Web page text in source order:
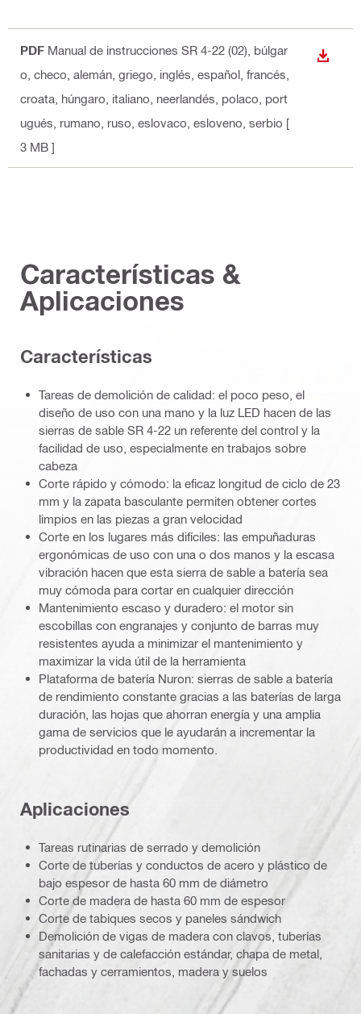
PDF Manual de instrucciones SR 4-22 (02) , búlgar
o, checo, alemán, griego, inglés, español, francés,
croata, húngaro, italiano, neerlandés, polaco, port
ugués, rumano, ruso, eslovaco, esloveno, serbio [
3 MB ]
Características &
Aplicaciones
Características
Tareas de demolición de calidad: el poco peso, el
diseño de uso con una mano y la luz LED hacen de las
sierras de sable SR 4-22 un referente del control y la
facilidad de uso, especialmente en trabajos sobre
cabeza
Corte rápido y cómodo: la eficaz longitud de ciclo de 23
mm y la zapata basculante permiten obtener cortes
limpios en las piezas a gran velocidad
Corte en los lugares más difíciles: las empuñaduras
ergonómicas de uso con una o dos manos y la escasa
vibración hacen que esta sierra de sable a batería sea
muy cómoda para cortar en cualquier dirección
Mantenimiento escaso y duradero: el motor sin
escobillas con engranajes y conjunto de barras muy
resistentes ayuda a minimizar el mantenimiento y
maximizar la vida útil de la herramienta
Plataforma de batería Nuron: sierras de sable a batería
de rendimiento constante gracias a las baterías de larga
duración, las hojas que ahorran energía y una amplia
gama de servicios que le ayudarán a incrementar la
productividad en todo momento.
Aplicaciones
Tareas rutinarias de serrado y demolición
Corte de tuberías y conductos de acero y plástico de
bajo espesor de hasta 60 mm de diámetro
Corte de madera de hasta 60 mm de espesor
Corte de tabiques secos y paneles sándwich
Demolición de vigas de madera con clavos, tuberías
sanitarias y de calefacción estándar, chapa de metal,
fachadas y cerramientos, madera y suelos